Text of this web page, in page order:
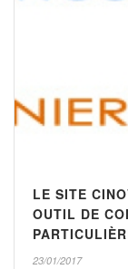
LE SITE
OUTIL DE
23/01/2017